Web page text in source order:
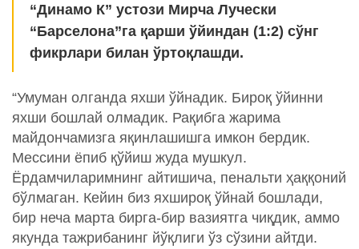
“Динамо К” устози Мирча Лучески
“Барселона”га қарши ўйиндан (1:2) сўнг
фикрлари билан ўртоқлашди.
“Умуман олганда яхши ўйнадик. Бироқ ўйинни
яхши бошлай олмадик. Рақибга жарима
майдончамизга яқинлашишга имкон бердик.
Мессини ёпиб қўйиш жуда мушкул.
Ёрдамчиларимнинг айтишича, пенальти ҳаққоний
бўлмаган. Кейин биз яхшироқ ўйнай бошлади,
бир неча марта бирга-бир вазиятга чиқдик, аммо
якунда тажрибанинг йўқлиги ўз сўзини айтди.